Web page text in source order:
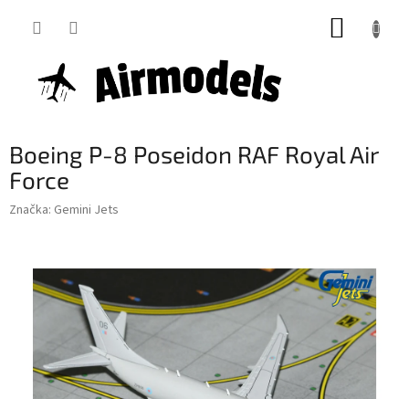
Boeing P-8 Poseidon RAF Royal Air
Force
Značka: Gemini Jets